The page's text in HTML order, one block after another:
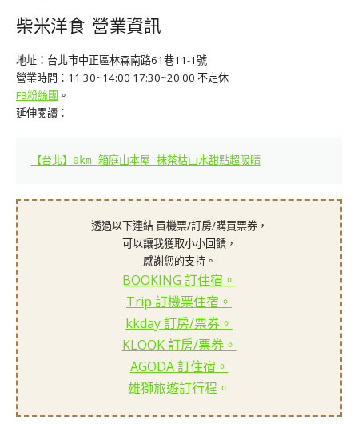
柴米洋食 營業資訊
地址：台北市中正區林森南路61巷11-1號
營業時間：11:30~14:00 17:30~20:00 不定休
FB粉絲團 。
延伸閱讀：
【台北】0km 箱庭山本屋 抹茶枯山水甜點超吸睛
透過以下連結 買機票/訂房/購買票券，
可以讓我獲取小小回饋，
感謝您的支持。
BOOKING 訂住宿。
Trip 訂機票住宿。
kkday 訂房/票券。
KLOOK 訂房/票券。
AGODA 訂住宿。
雄獅旅遊訂行程。